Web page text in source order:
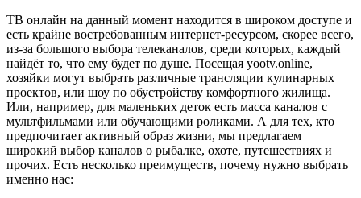
ТВ онлайн на данный момент находится в широком доступе и
есть крайне востребованным интернет-ресурсом, скорее всего,
из-за большого выбора телеканалов, среди которых, каждый
найдёт то, что ему будет по душе. Посещая yootv.online,
хозяйки могут выбрать различные трансляции кулинарных
проектов, или шоу по обустройству комфортного жилища.
Или, например, для маленьких деток есть масса каналов с
мультфильмами или обучающими роликами. А для тех, кто
предпочитает активный образ жизни, мы предлагаем
широкий выбор каналов о рыбалке, охоте, путешествиях и
прочих. Есть несколько преимуществ, почему нужно выбрать
именно нас: